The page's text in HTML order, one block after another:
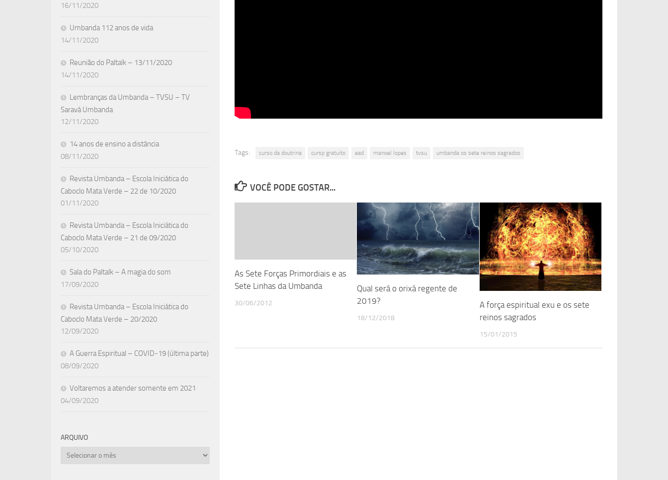
Tags: curso da doutrina cursp gratuito ead manoel lopes tvsu umbanda os sete reinos sagrados
VOCÊ PODE GOSTAR...
As Sete Forças Primordiais e as
Sete Linhas da Umbanda
30/06/2012
Qual será o orixá regente de
2019?
18/12/2018
A força espiritual exu e os sete
reinos sagrados
15/01/2015
16/11/2020
Umbanda 112 anos de vida
14/11/2020
Reunião do Paltalk – 13/11/2020
14/11/2020
Lembranças da Umbanda – TVSU – TV
Saravá Umbanda
12/11/2020
14 anos de ensino a distância
08/11/2020
Revista Umbanda – Escola Iniciática do
Caboclo Mata Verde – 22 de 10/2020
01/11/2020
Revista Umbanda – Escola Iniciática do
Caboclo Mata Verde – 21 de 09/2020
05/10/2020
Sala do Paltalk – A magia do som
17/09/2020
Revista Umbanda – Escola Iniciática do
Caboclo Mata Verde – 20/2020
12/09/2020
A Guerra Espiritual – COVID-19 (última parte)
08/09/2020
Voltaremos a atender somente em 2021
04/09/2020
ARQUIVO
Arquivo